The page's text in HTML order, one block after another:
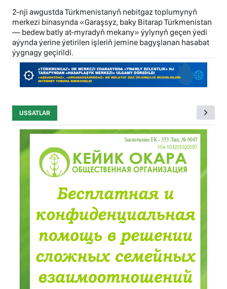
2-nji awgustda Türkmenistanyň nebitgaz toplumynyň
merkezi binasynda «Garaşsyz, baky Bitarap Türkmenistan
— bedew batly at-myradyň mekany» ýylynyň geçen ýedi
aýynda ýerine ýetirilen işleriň jemine bagyşlanan hasabat
ýygnagy geçirildi.
USSATLAR